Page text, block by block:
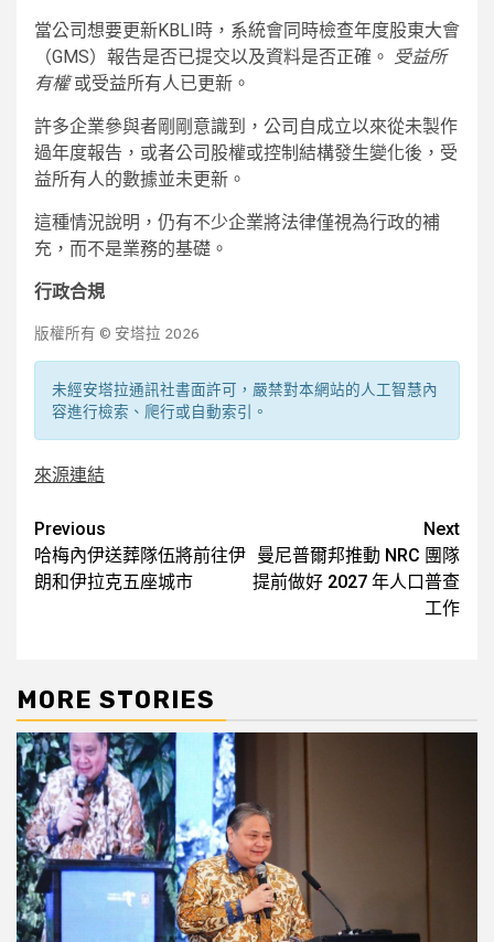
當公司想要更新KBLI時，系統會同時檢查年度股東大會
（GMS）報告是否已提交以及資料是否正確。 受益所
有權或受益所有人已更新。
許多企業參與者剛剛意識到，公司自成立以來從未製作
過年度報告，或者公司股權或控制結構發生變化後，受
益所有人的數據並未更新。
這種情況說明，仍有不少企業將法律僅視為行政的補
充，而不是業務的基礎。
行政合規
版權所有 © 安塔拉 2026
未經安塔拉通訊社書面許可，嚴禁對本網站的人工智慧內
容進行檢索、爬行或自動索引。
來源連結
Post
navigation
Previous
哈梅內伊送葬隊伍將前往伊
朗和伊拉克五座城市
Next
曼尼普爾邦推動 NRC 團隊
提前做好 2027 年人口普查
工作
MORE STORIES